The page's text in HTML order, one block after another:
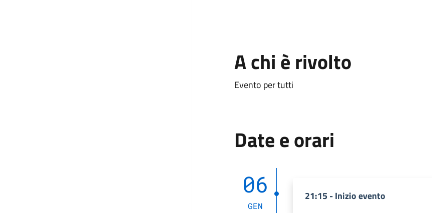
A chi è rivolto
Evento per tutti
Date e orari
06
GEN
21:15 - Inizio evento